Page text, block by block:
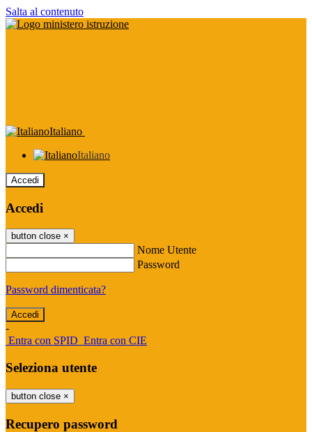
Salta al contenuto
Italiano
Italiano
Accedi
Accedi
button close ×
Nome Utente
Password
Password dimenticata?
-
Entra con SPID Entra con CIE
Seleziona utente
button close ×
Recupero password